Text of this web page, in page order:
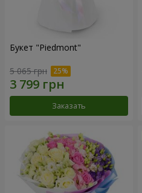
Букет "Piedmont"
5 065 грн
Заказать